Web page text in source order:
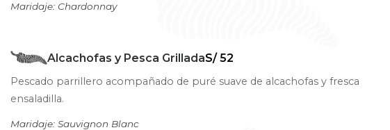
Maridaje: Chardonnay
Alcachofas y Pesca GrilladaS/ 52
Pescado parrillero acompañado de puré suave de alcachofas y fresca
ensaladilla.
Maridaje: Sauvignon Blanc